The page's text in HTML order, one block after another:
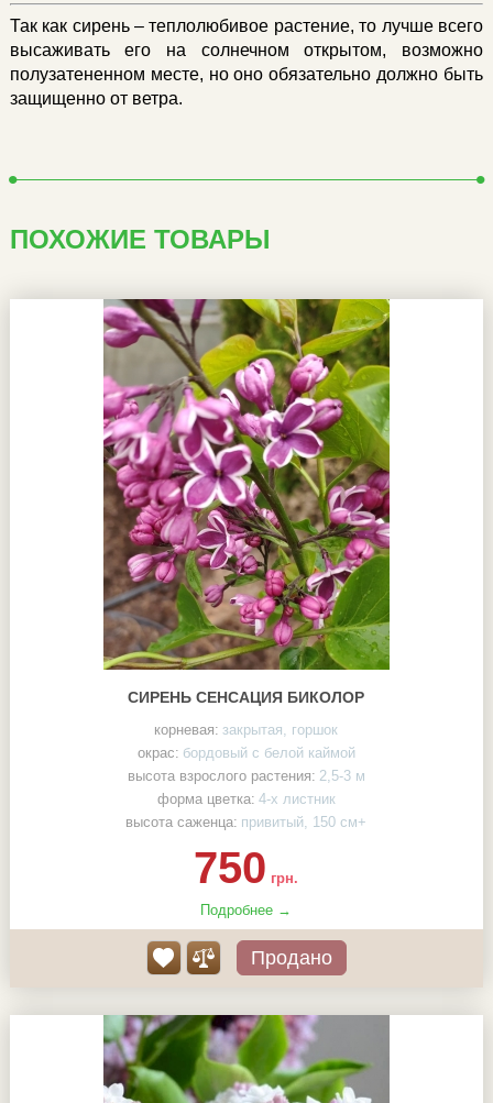
Так как сирень – теплолюбивое растение, то лучше всего
высаживать его на солнечном открытом, возможно
полузатененном месте, но оно обязательно должно быть
защищенно от ветра.
ПОХОЖИЕ ТОВАРЫ
СИРЕНЬ СЕНСАЦИЯ БИКОЛОР
корневая: закрытая, горшок
окрас: бордовый с белой каймой
высота взрослого растения: 2,5-3 м
форма цветка: 4-х листник
высота саженца: привитый, 150 см+
750 грн.
Подробнее →
Продано